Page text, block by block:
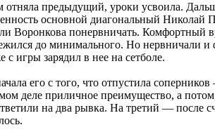
предыдущий, уроки усвоила.
основной диагональный Николай
Воронкова понервничать. Комфортный
до минимального. Но нервничали
игры зарядил в нее на сетболе.
его с того, что отпустила
деле приличное преимущество, а
на два рывка. На третий — после